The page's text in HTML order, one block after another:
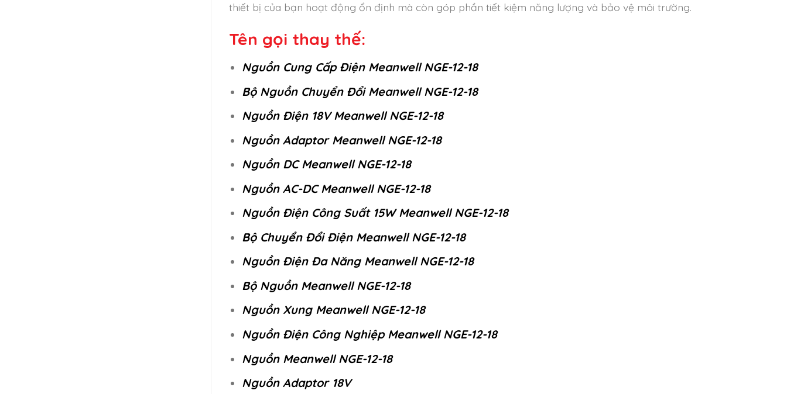
thiết bị của bạn hoạt động ổn định mà còn góp phần tiết kiệm năng lượng và bảo vệ môi trường.
Tên gọi thay thế:
Nguồn Cung Cấp Điện Meanwell NGE-12-18
Bộ Nguồn Chuyển Đổi Meanwell NGE-12-18
Nguồn Điện 18V Meanwell NGE-12-18
Nguồn Adaptor Meanwell NGE-12-18
Nguồn DC Meanwell NGE-12-18
Nguồn AC-DC Meanwell NGE-12-18
Nguồn Điện Công Suất 15W Meanwell NGE-12-18
Bộ Chuyển Đổi Điện Meanwell NGE-12-18
Nguồn Điện Đa Năng Meanwell NGE-12-18
Bộ Nguồn Meanwell NGE-12-18
Nguồn Xung Meanwell NGE-12-18
Nguồn Điện Công Nghiệp Meanwell NGE-12-18
Nguồn Meanwell NGE-12-18
Nguồn Adaptor 18V